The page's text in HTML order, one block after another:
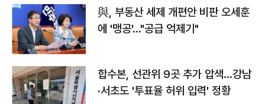
與, 부동산 세제 개편안 비판 오세훈
에 '맹공'…"공급 억제기"
합수본, 선관위 9곳 추가 압색…강남
·서초도 '투표율 허위 입력' 정황